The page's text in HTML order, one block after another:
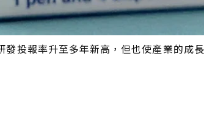
投報率升至多年新高，但也使產業的成